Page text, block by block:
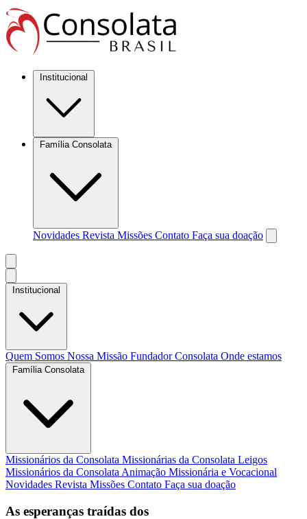
Institucional
Família Consolata
Novidades Revista Missões Contato Faça sua doação
Institucional
Quem Somos Nossa Missão FundadorConsolata Onde estamos
Família Consolata
Missionários da Consolata Missionárias da Consolata Leigos
Missionários da Consolata Animação Missionária e Vocacional
Novidades Revista Missões Contato Faça sua doação
As esperanças traídas dos